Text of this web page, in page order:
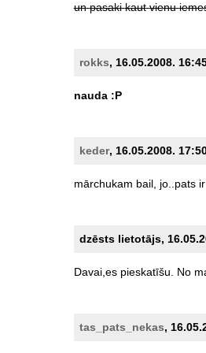
un pasaki kaut vienu
rokks, 16.05.2008.
nauda :P
keder, 16.05.2008.
mārchukam bail, jo..pats ir
dzēsts lietotājs,
Davai,es pieskatīšu. No
tas_pats_nekas,